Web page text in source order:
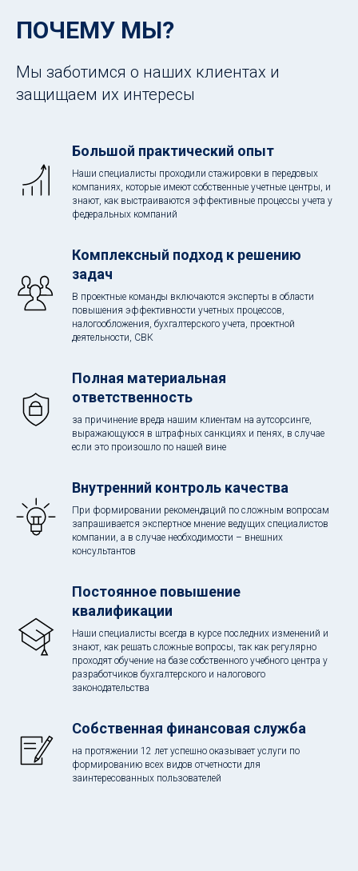
ПОЧЕМУ МЫ?
Мы заботимся о наших клиентах и
защищаем их интересы
Большой практический опыт
Наши специалисты проходили стажировки в передовых
компаниях, которые имеют собственные учетные центры, и
знают, как выстраиваются эффективные процессы учета у
федеральных компаний
Комплексный подход к решению
задач
В проектные команды включаются эксперты в области
повышения эффективности учетных процессов,
налогообложения, бухгалтерского учета, проектной
деятельности, СВК
Полная материальная
ответственность
за причинение вреда нашим клиентам на аутсорсинге,
выражающуюся в штрафных санкциях и пенях, в случае
если это произошло по нашей вине
Внутренний контроль качества
При формировании рекомендаций по сложным вопросам
запрашивается экспертное мнение ведущих специалистов
компании, а в случае необходимости – внешних
консультантов
Постоянное повышение
квалификации
Наши специалисты всегда в курсе последних изменений и
знают, как решать сложные вопросы, так как регулярно
проходят обучение на базе собственного учебного центра у
разработчиков бухгалтерского и налогового
законодательства
Собственная финансовая служба
на протяжении 12 лет успешно оказывает услуги по
формированию всех видов отчетности для
заинтересованных пользователей